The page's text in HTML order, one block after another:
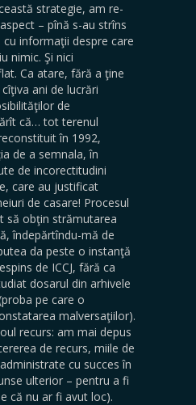
strategie, am re-
– pînă s-au strîns
informaţii despre care
nimic. Şi nici
Ca atare, fără a ţine
ani de lucrări
de
că… tot terenul
în 1992,
de a semnala, în
de incorectitudini
care au justificat
de casare! Procesul
să obţin strămutarea
îndepărtîndu-mă de
da peste o instanţă
de ICCJ, fără ca
dosarul din arhivele
pe care o
malversaţiilor).
recurs: am mai depus
de recurs, miile de
cu succes în
ulterior – pentru a fi
că nu ar fi avut loc).